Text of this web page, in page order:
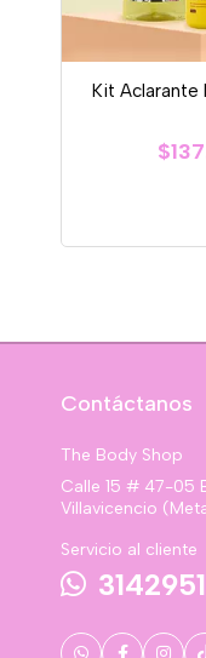
Kit Aclarante
Contáctanos
The Body Shop
Calle 15 # 47-05
Villavicencio
Servicio al cliente